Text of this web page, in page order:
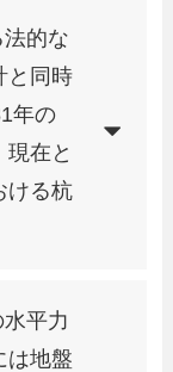
的な
と同時
年の
在と
ける杭
平力
は地盤